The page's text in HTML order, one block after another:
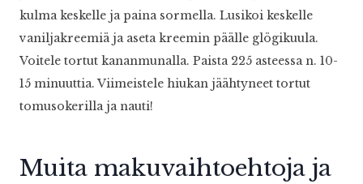
kulma keskelle ja paina sormella. Lusikoi keskelle
vaniljakreemiä ja aseta kreemin päälle glögikuula.
Voitele tortut kananmunalla. Paista 225 asteessa n. 10-
15 minuuttia. Viimeistele hiukan jäähtyneet tortut
tomusokerilla ja nauti!
Muita makuvaihtoehtoja ja